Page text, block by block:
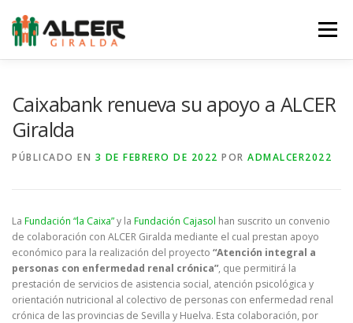
contenido
Menú
Caixabank renueva su apoyo a ALCER
Giralda
PÚBLICADO EN 3 DE FEBRERO DE 2022 POR ADMALCER2022
La Fundación “la Caixa”y la Fundación Cajasol han suscrito un convenio
de colaboración con ALCER Giralda mediante el cual prestan apoyo
económico para la realización del proyecto “Atención integral a
personas con enfermedad renal crónica”, que permitirá la
prestación de servicios de asistencia social, atención psicológica y
orientación nutricional al colectivo de personas con enfermedad renal
crónica de las provincias de Sevilla y Huelva. Esta colaboración, por